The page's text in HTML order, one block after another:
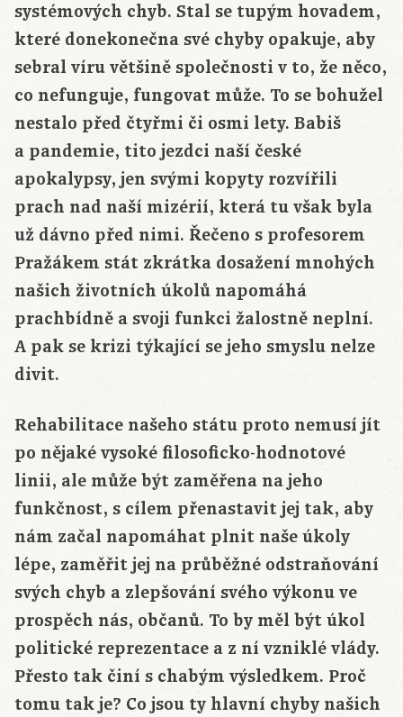
systémových chyb. Stal se tupým hovadem,
které donekonečna své chyby opakuje, aby
sebral víru většině společnosti v to, že něco,
co nefunguje, fungovat může. To se bohužel
nestalo před čtyřmi či osmi lety. Babiš
a pandemie, tito jezdci naší české
apokalypsy, jen svými kopyty rozvířili
prach nad naší mizérií, která tu však byla
už dávno před nimi. Řečeno s profesorem
Pražákem stát zkrátka dosažení mnohých
našich životních úkolů napomáhá
prachbídně a svoji funkci žalostně neplní.
A pak se krizi týkající se jeho smyslu nelze
divit.
Rehabilitace našeho státu proto nemusí jít
po nějaké vysoké filosoficko-hodnotové
linii, ale může být zaměřena na jeho
funkčnost, s cílem přenastavit jej tak, aby
nám začal napomáhat plnit naše úkoly
lépe, zaměřit jej na průběžné odstraňování
svých chyb a zlepšování svého výkonu ve
prospěch nás, občanů. To by měl být úkol
politické reprezentace a z ní vzniklé vlády.
Přesto tak činí s chabým výsledkem. Proč
tomu tak je? Co jsou ty hlavní chyby našich